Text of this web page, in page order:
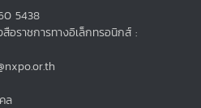
5438
ราชการทางอิเล็กทรอนิกส์ :
ล